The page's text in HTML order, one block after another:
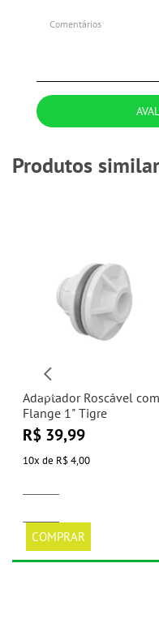
Produtos
Adaptador Roscável com
Flange 1" Tigre
R$ 39,99
10x de R$ 4,00
COMPRAR